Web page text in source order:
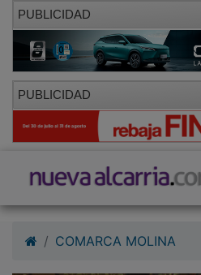
PUBLICIDAD
PUBLICIDAD